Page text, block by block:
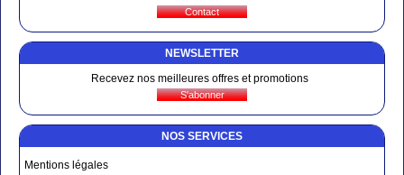
NEWSLETTER
Recevez nos meilleures offres et promotions
NOS SERVICES
Mentions légales